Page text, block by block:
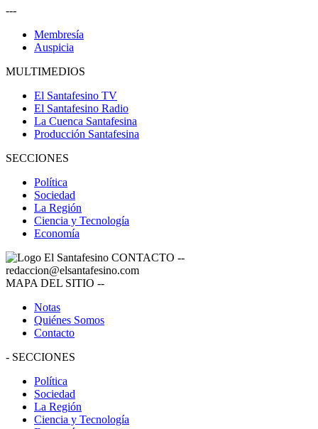
---
Membresía
Auspicia
MULTIMEDIOS
El Santafesino TV
El Santafesino Radio
La Cuenca Santafesina
Producción Santafesina
SECCIONES
Política
Sociedad
La Región
Ciencia y Tecnología
Economía
CONTACTO --
redaccion@elsantafesino.com
MAPA DEL SITIO --
Notas
Quiénes Somos
Contacto
- SECCIONES
Política
Sociedad
La Región
Ciencia y Tecnología